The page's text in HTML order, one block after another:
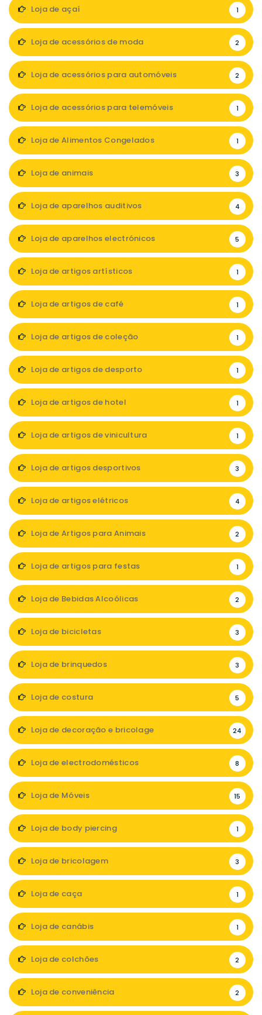
Loja de açaí 1
Loja de acessórios de moda 2
Loja de acessórios para automóveis 2
Loja de acessórios para telemóveis 1
Loja de Alimentos Congelados 1
Loja de animais 3
Loja de aparelhos auditivos 4
Loja de aparelhos electrónicos 5
Loja de artigos artísticos 1
Loja de artigos de café 1
Loja de artigos de coleção 1
Loja de artigos de desporto 1
Loja de artigos de hotel 1
Loja de artigos de vinicultura 1
Loja de artigos desportivos 3
Loja de artigos elétricos 4
Loja de Artigos para Animais 2
Loja de artigos para festas 1
Loja de Bebidas Alcoólicas 2
Loja de bicicletas 3
Loja de brinquedos 3
Loja de costura 5
Loja de decoração e bricolage 24
Loja de electrodomésticos 8
Loja de Móveis 15
Loja de body piercing 1
Loja de bricolagem 3
Loja de caça 1
Loja de canábis 1
Loja de colchões 2
Loja de conveniência 2